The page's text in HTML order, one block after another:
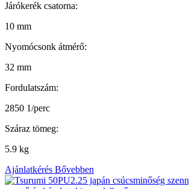
Járókerék csatorna:
10 mm
Nyomócsonk átmérő:
32 mm
Fordulatszám:
2850 1/perc
Száraz tömeg:
5.9 kg
Ajánlatkérés Bővebben